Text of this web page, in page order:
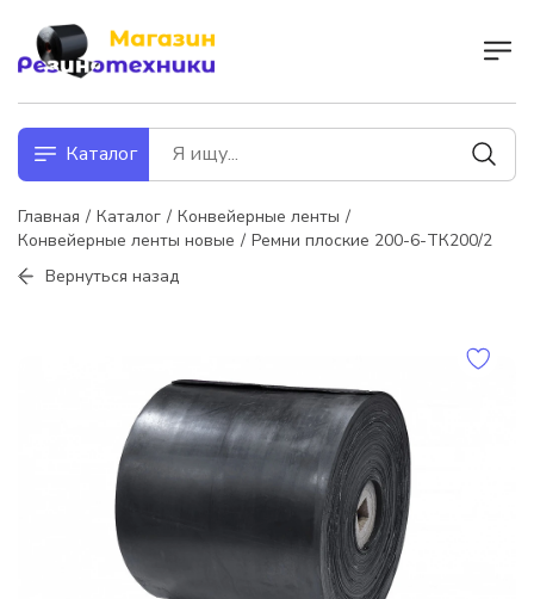
Каталог
Главная Каталог
Конвейерные ленты
Конвейерные ленты новые
Ремни плоские 200-6-ТК200/2
Вернуться назад